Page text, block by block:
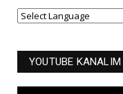
YOUTUBE KANALIM